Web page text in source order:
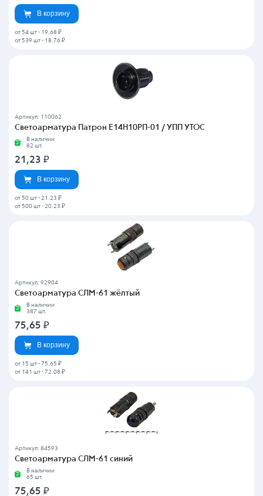
В корзину
от 54 шт - 19.68 ₽
от 539 шт - 18.76 ₽
Артикул: 110062
Светоарматура Патрон Е14Н10РП-01 / УПП УТОС
В наличии
82 шт.
21,23 ₽
В корзину
от 50 шт - 21.23 ₽
от 500 шт - 20.23 ₽
Артикул: 92904
Светоарматура СЛМ-61 жёлтый
В наличии
387 шт.
75,65 ₽
В корзину
от 15 шт - 75.65 ₽
от 141 шт - 72.08 ₽
Артикул: 84593
Светоарматура СЛМ-61 синий
В наличии
65 шт.
75,65 ₽